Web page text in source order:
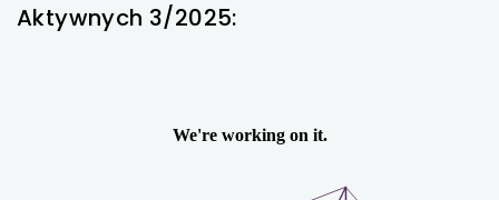
Aktywnych 3/2025: